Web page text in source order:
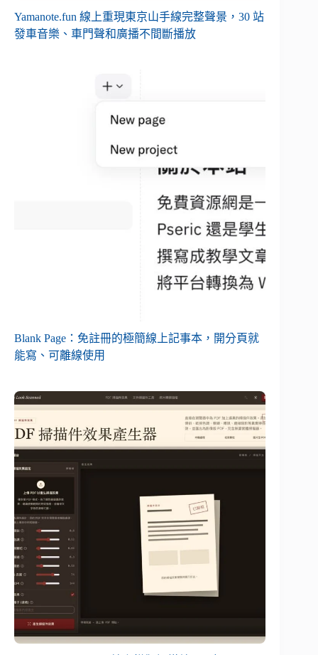
Yamanote.fun 線上重現東京山手線完整聲景，30 站
發車音樂、車門聲和廣播不間斷播放
Blank Page：免註冊的極簡線上記事本，開分頁就
能寫、可離線使用